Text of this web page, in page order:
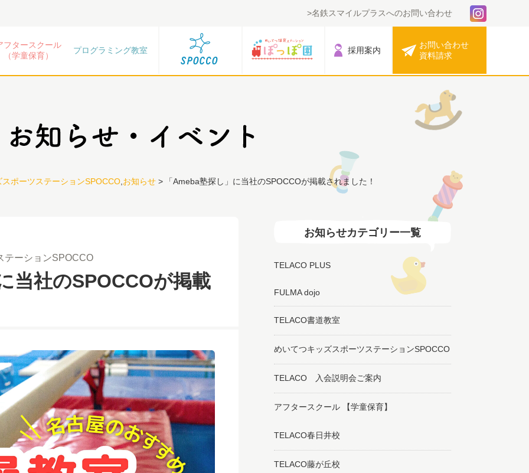
名鉄スマイルプラスへのお問い合わせ
フタースクール
（学童保育）
プログラミング教室 採用案内
お問い合わせ
資料請求
ポーツステーションSPOCCO お知らせ > 「Ameba塾探し」に当社のSPOCCOが掲載されました！
テーションSPOCCO
当社のSPOCCOが掲載
お知らせカテゴリー一覧
TELACO PLUS
FULMA dojo
TELACO書道教室
めいてつキッズスポーツステーションSPOCCO
TELACO 入会説明会ご案内
アフタースクール 【学童保育】
TELACO春日井校
TELACO藤が丘校